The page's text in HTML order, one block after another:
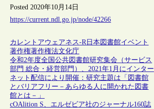
Posted 2020年10月14日
https://current.ndl.go.jp/node/42266
カレントアウェアネス-R日本 図書館イベント
著作権著作権法文化庁
令和2年度全国公共図書館研究集会（サービス
部門 総合・経営部門）、2021年1月にインター
ネット配信により開催：研究主題は「図書館
とバリアフリー－あらゆる人に開かれた図書
館とは－」
cOAlition S、エルゼビア社のジャーナル160誌